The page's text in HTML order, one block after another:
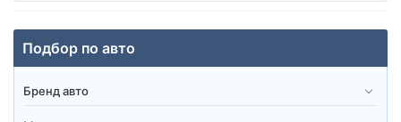
Сбросить
Подбор по авто